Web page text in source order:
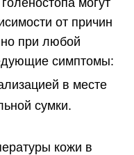
могут
от причин
при любой
симптомы:
в месте
сумки.
кожи в